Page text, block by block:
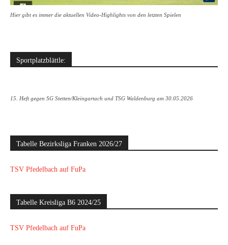
Hier gibt es immer die aktuellen Video-Highlights von den letzten Spielen
Sportplatzblättle:
15. Heft gegen SG Stetten/Kleingartach und TSG Waldenburg am 30.05.2026
Tabelle Bezirksliga Franken 2026/27
TSV Pfedelbach auf FuPa
Tabelle Kreisliga B6 2024/25
TSV Pfedelbach auf FuPa